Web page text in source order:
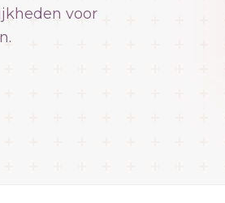
voor